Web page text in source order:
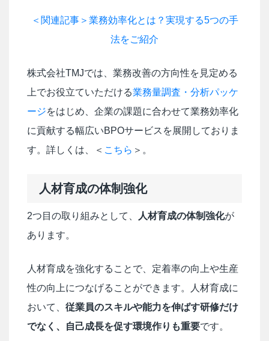
＜関連記事＞業務効率化とは？実現する5つの手
法をご紹介
株式会社TMJでは、業務改善の方向性を見定める
上でお役立ていただける業務量調査・分析パッケ
ージをはじめ、企業の課題に合わせて業務効率化
に貢献する幅広いBPOサービスを展開しておりま
す。詳しくは、＜ こちら ＞。
人材育成の体制強化
2つ目の取り組みとして、 人材育成の体制強化が
あります。
人材育成を強化することで、定着率の向上や生産
性の向上につなげることができます。人材育成に
おいて、 従業員のスキルや能力を伸ばす研修だけ
でなく、自己成長を促す環境作りも重要です。